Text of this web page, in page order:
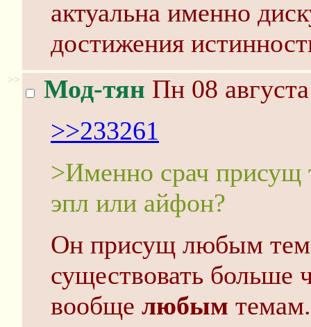
актуальна именно
достижения
>> Мод-тян Пн 08
>>233261
>Именно срач присущ
эпл или айфон?
Он присущ любым
существовать больше
вообще любым темам.